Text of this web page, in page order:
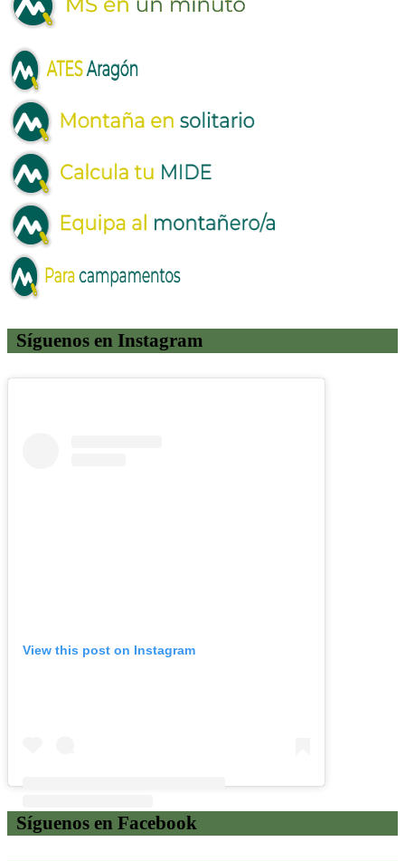
Síguenos en Instagram
View this post on Instagram
Síguenos en Facebook